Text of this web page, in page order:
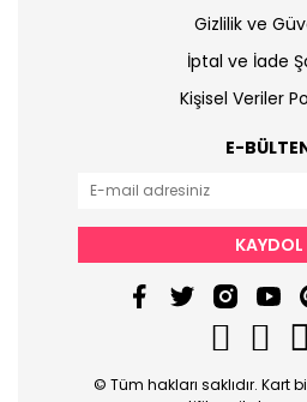
Gizlilik ve
İptal ve İade
Kişisel Veriler
E-
KAYDOL
© Tüm hakları saklıdır. Kart